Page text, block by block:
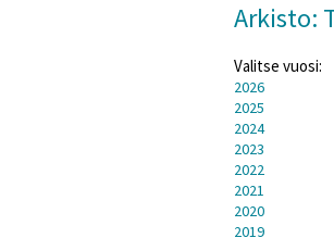
Arkisto:
Valitse vuosi:
2026
2025
2024
2023
2022
2021
2020
2019